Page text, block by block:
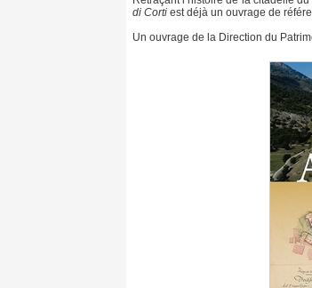
di Corti est déjà un ouvrage de
Un ouvrage de la Direction du